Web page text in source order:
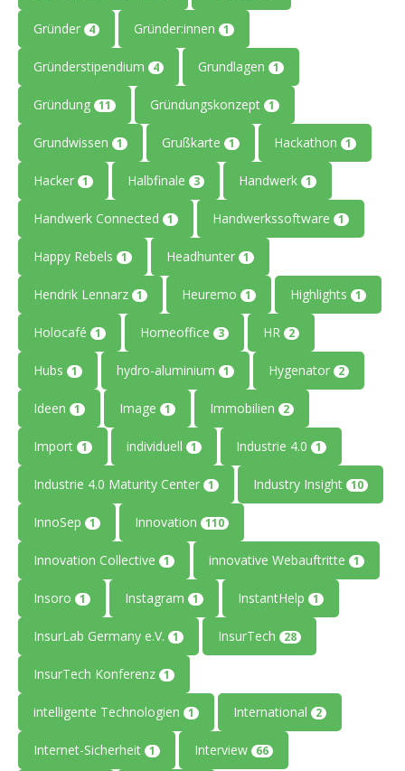
Gründer 4 Gründer:innen 1
Gründerstipendium 4 Grundlagen 1
Gründung 11 Gründungskonzept 1
Grundwissen 1 Grußkarte 1 Hackathon 1
Hacker 1 Halbfinale 3 Handwerk 1
Handwerk Connected 1 Handwerkssoftware 1
Happy Rebels 1 Headhunter 1
Hendrik Lennarz 1 Heuremo 1 Highlights 1
Holocafé 1 Homeoffice 3 HR 2
Hubs 1 hydro-aluminium 1 Hygenator 2
Ideen 1 Image 1 Immobilien 2
Import 1 individuell 1 Industrie 4.0 1
Industrie 4.0 Maturity Center 1 Industry Insight 10
InnoSep 1 Innovation 110
Innovation Collective 1 innovative Webauftritte 1
Insoro 1 Instagram 1 InstantHelp 1
InsurLab Germany e.V. 1 InsurTech 28
InsurTech Konferenz 1
intelligente Technologien 1 International 2
Internet-Sicherheit 1 Interview 66